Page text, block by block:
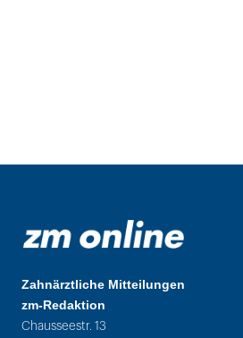
Zahnärztliche Mitteilungen
zm-Redaktion
Chausseestr. 13